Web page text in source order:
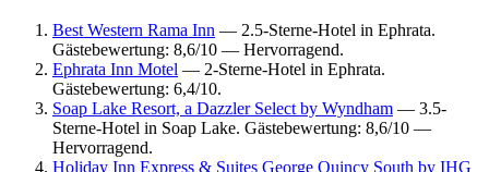
Best Western Rama Inn — 2.5-Sterne-Hotel in Ephrata.
Gästebewertung: 8,6/10 — Hervorragend.
Ephrata Inn Motel — 2-Sterne-Hotel in Ephrata.
Gästebewertung: 6,4/10.
Soap Lake Resort, a Dazzler Select by Wyndham — 3.5-
Sterne-Hotel in Soap Lake. Gästebewertung: 8,6/10 —
Hervorragend.
Holiday Inn Express & Suites George Quincy South by IHG